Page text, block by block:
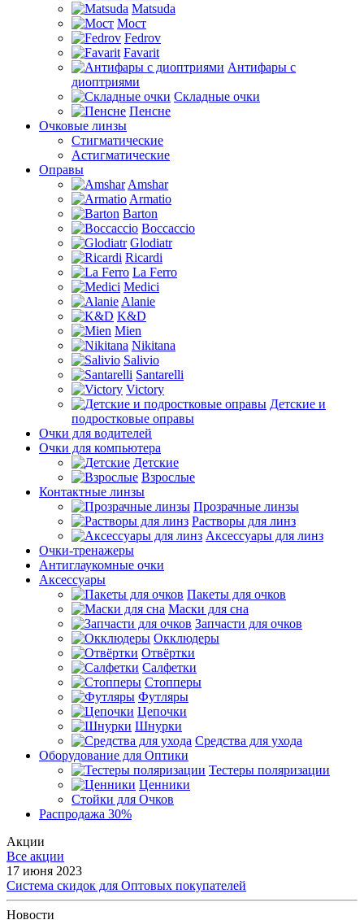
Matsuda
Мост
Fedrov
Favarit
Антифары с
диоптриями
Складные очки
Пенсне
Очковые линзы
Стигматические
Астигматические
Оправы
Amshar
Armatio
Barton
Boccaccio
Glodiatr
Ricardi
La Ferro
Medici
Alanie
K&D
Mien
Nikitana
Salivio
Santarelli
Victory
Детские и
подростковые оправы
Очки для водителей
Очки для компьютера
Детские
Взрослые
Контактные линзы
Прозрачные линзы
Растворы для линз
Аксессуары для линз
Очки-тренажеры
Антиглаукомные очки
Аксессуары
Пакеты для очков
Маски для сна
Запчасти для очков
Окклюдеры
Отвёртки
Салфетки
Стопперы
Футляры
Цепочки
Шнурки
Средства для ухода
Оборудование для Оптики
Тестеры поляризации
Ценники
Стойки для Очков
Распродажа 30%
Акции
Все акции
17 июня 2023
Система скидок для Оптовых покупателей
Новости